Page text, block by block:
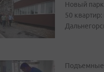
Новый
50
Подъемные